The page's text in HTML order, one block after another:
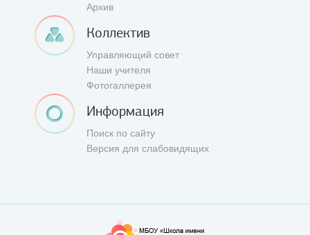
Архив
Коллектив
Управляющий совет
Наши учителя
Фотогаллерея
Информация
Поиск по сайту
Версия для слабовидящих